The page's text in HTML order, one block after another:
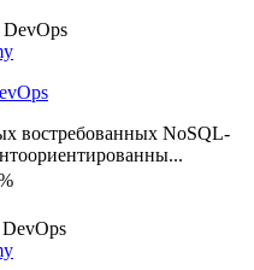
востребованных NoSQL-